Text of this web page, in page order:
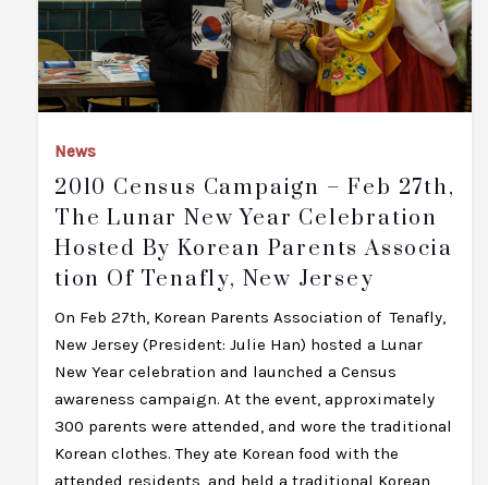
News
2010 Census Campaign – Feb 27th,
The Lunar New Year Celebration
Hosted By Korean Parents Associa
Tion Of Tenafly, New Jersey
On Feb 27th, Korean Parents Association of Tenafly,
New Jersey (President: Julie Han) hosted a Lunar
New Year celebration and launched a Census
awareness campaign. At the event, approximately
300 parents were attended, and wore the traditional
Korean clothes. They ate Korean food with the
attended residents, and held a traditional Korean